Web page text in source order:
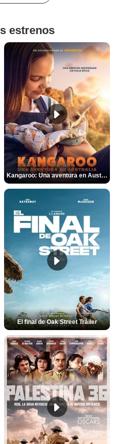
estrenos
Kangaroo: Una aventura en Australia Tráiler
El final de Oak Street Tráiler